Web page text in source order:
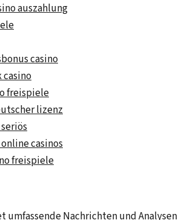
auszahlung
casino
freispiele
lizenz
casinos
freispiele
Nachrichten und Analysen